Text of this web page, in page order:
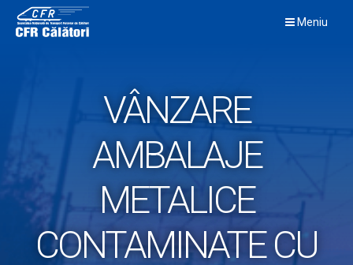
content
Meniu
VÂNZARE
AMBALAJE
METALICE
CONTAMINATE CU